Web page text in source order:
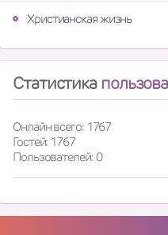
Христианская жизнь
Статистика
Онлайн всего: 1767
Гостей: 1767
Пользователей: 0